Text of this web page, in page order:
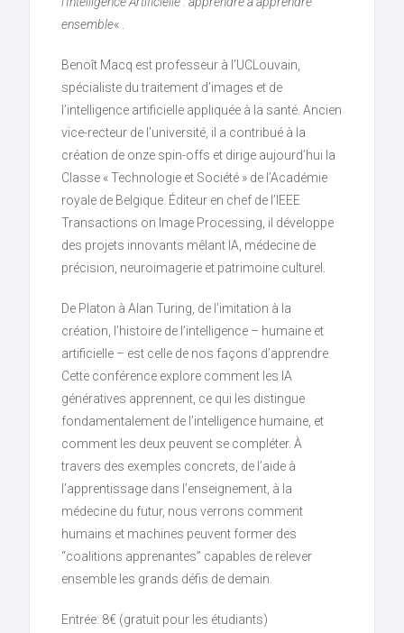
ensemble« .
Benoît Macq est professeur à l’UCLouvain,
spécialiste du traitement d’images et de
l’intelligence artificielle appliquée à la santé. Ancien
vice-recteur de l’université, il a contribué à la
création de onze spin-offs et dirige aujourd’hui la
Classe « Technologie et Société » de l’Académie
royale de Belgique. Éditeur en chef de l’IEEE
Transactions on Image Processing, il développe
des projets innovants mêlant IA, médecine de
précision, neuroimagerie et patrimoine culturel.
De Platon à Alan Turing, de l’imitation à la
création, l’histoire de l’intelligence – humaine et
artificielle – est celle de nos façons d’apprendre.
Cette conférence explore comment les IA
génératives apprennent, ce qui les distingue
fondamentalement de l’intelligence humaine, et
comment les deux peuvent se compléter. À
travers des exemples concrets, de l’aide à
l’apprentissage dans l’enseignement, à la
médecine du futur, nous verrons comment
humains et machines peuvent former des
“coalitions apprenantes” capables de relever
ensemble les grands défis de demain.
Entrée: 8€ (gratuit pour les étudiants)